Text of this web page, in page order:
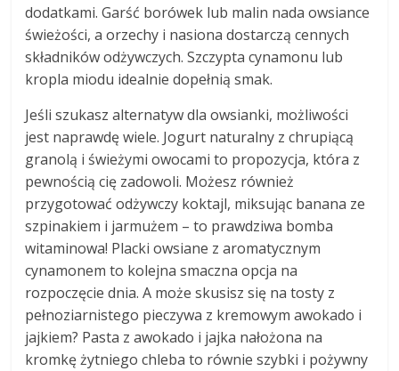
dodatkami. Garść borówek lub malin nada owsiance
świeżości, a orzechy i nasiona dostarczą cennych
składników odżywczych. Szczypta cynamonu lub
kropla miodu idealnie dopełnią smak.
Jeśli szukasz alternatyw dla owsianki, możliwości
jest naprawdę wiele. Jogurt naturalny z chrupiącą
granolą i świeżymi owocami to propozycja, która z
pewnością cię zadowoli. Możesz również
przygotować odżywczy koktajl, miksując banana ze
szpinakiem i jarmużem – to prawdziwa bomba
witaminowa! Placki owsiane z aromatycznym
cynamonem to kolejna smaczna opcja na
rozpoczęcie dnia. A może skusisz się na tosty z
pełnoziarnistego pieczywa z kremowym awokado i
jajkiem? Pasta z awokado i jajka nałożona na
kromkę żytniego chleba to równie szybki i pożywny